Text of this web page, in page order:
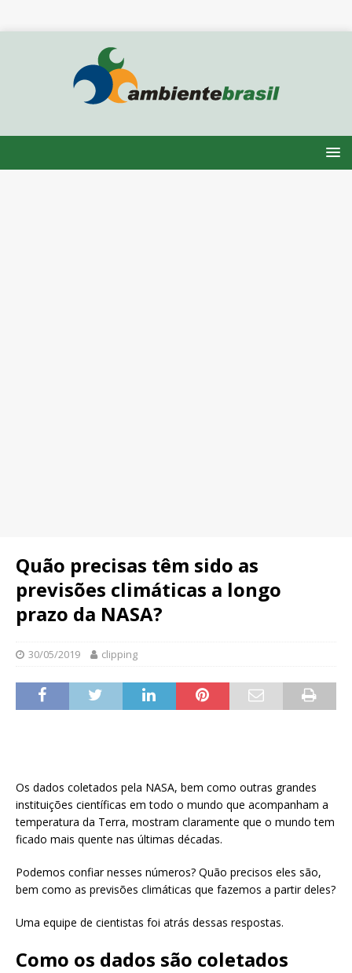
Quão precisas têm sido as
previsões climáticas a longo
prazo da NASA?
30/05/2019 clipping
Os dados coletados pela NASA, bem como outras grandes
instituições científicas em todo o mundo que acompanham a
temperatura da Terra, mostram claramente que o mundo tem
ficado mais quente nas últimas décadas.
Podemos confiar nesses números? Quão precisos eles são,
bem como as previsões climáticas que fazemos a partir deles?
Uma equipe de cientistas foi atrás dessas respostas.
Como os dados são coletados